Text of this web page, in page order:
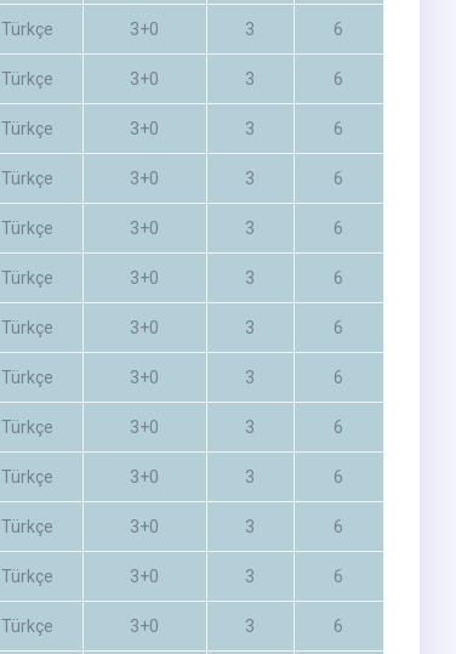
Türkçe 3+0 3 6
Türkçe 3+0 3 6
Türkçe 3+0 3 6
Türkçe 3+0 3 6
Türkçe 3+0 3 6
Türkçe 3+0 3 6
Türkçe 3+0 3 6
Türkçe 3+0 3 6
Türkçe 3+0 3 6
Türkçe 3+0 3 6
Türkçe 3+0 3 6
Türkçe 3+0 3 6
Türkçe 3+0 3 6